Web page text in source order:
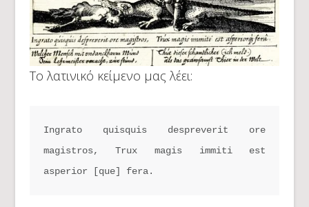
Το λατινικό κείμενο μας λέει:
Ingrato quisquis despreverit ore
magistros, Trux magis immiti est
asperior [que] fera.